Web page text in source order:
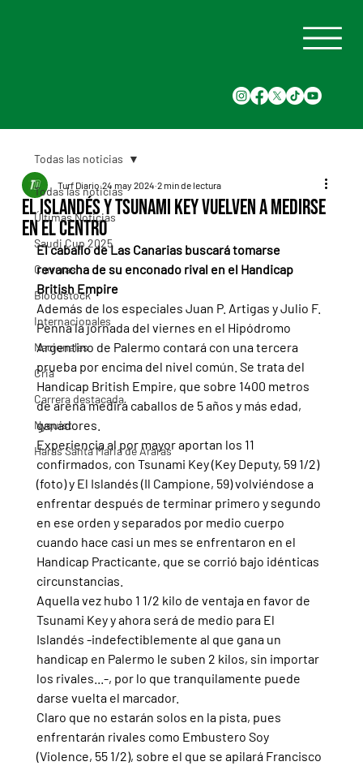
Todas las noticias
Últimas Noticias
Saudi Cup 2025
Carreras
Bloodstock
Internacionales
Nacionales
Cria
Carrera destacada
Nyquist
Haras Santa Maria de Araras
Todas las noticias
El Islandés y Tsunami Key vuelven a medirse
en el centro
Turf Diario 24 may 2024 2 min de lectura
El caballo de Las Canarias buscará tomarse
revancha de su enconado rival en el Handicap
British Empire
Además de los especiales Juan P. Artigas y Julio F.
Penna la jornada del viernes en el Hipódromo
Argentino de Palermo contará con una tercera
prueba por encima del nivel común. Se trata del
Handicap British Empire, que sobre 1400 metros
de arena medirá caballos de 5 años y más edad,
ganadores.
Experiencia al por mayor aportan los 11
confirmados, con Tsunami Key (Key Deputy, 59 1/2)
(foto) y El Islandés (Il Campione, 59) volviéndose a
enfrentar después de terminar primero y segundo
en ese orden y separados por medio cuerpo
cuando hace casi un mes se enfrentaron en el
Handicap Practicante, que se corrió bajo idénticas
circunstancias.
Aquella vez hubo 1 1/2 kilo de ventaja en favor de
Tsunami Key y ahora será de medio para El
Islandés -indefectiblemente al que gana un
handicap en Palermo le suben 2 kilos, sin importar
los rivales...-, por lo que tranquilamente puede
darse vuelta el marcador.
Claro que no estarán solos en la pista, pues
enfrentarán rivales como Embustero Soy
(Violence, 55 1/2), sobre el que se apilará Francisco